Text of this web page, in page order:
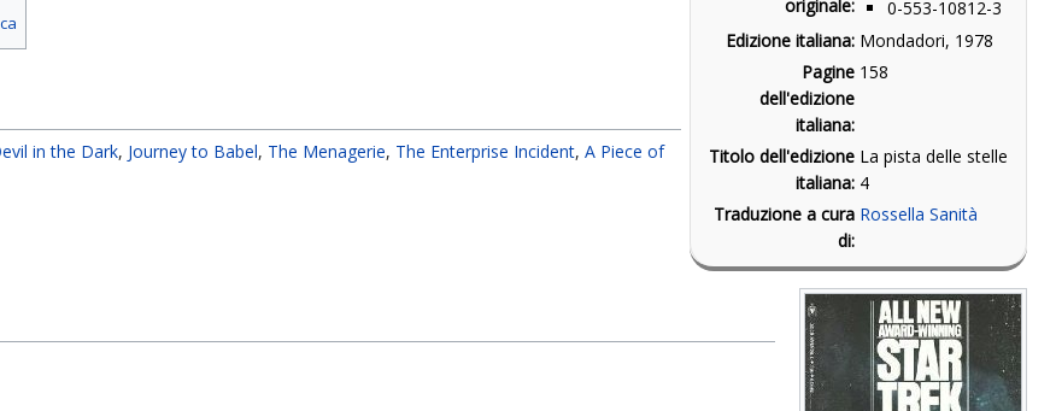
originale:
0-553-10812-3
Edizione italiana: Mondadori, 1978
Pagine
dell'edizione
italiana:
158
Titolo dell'edizione
italiana:
La pista delle stelle
4
Traduzione a cura
di:
Rossella Sanità
in the Dark, Journey to Babel, The Menagerie, The Enterprise Incident, A Piece of